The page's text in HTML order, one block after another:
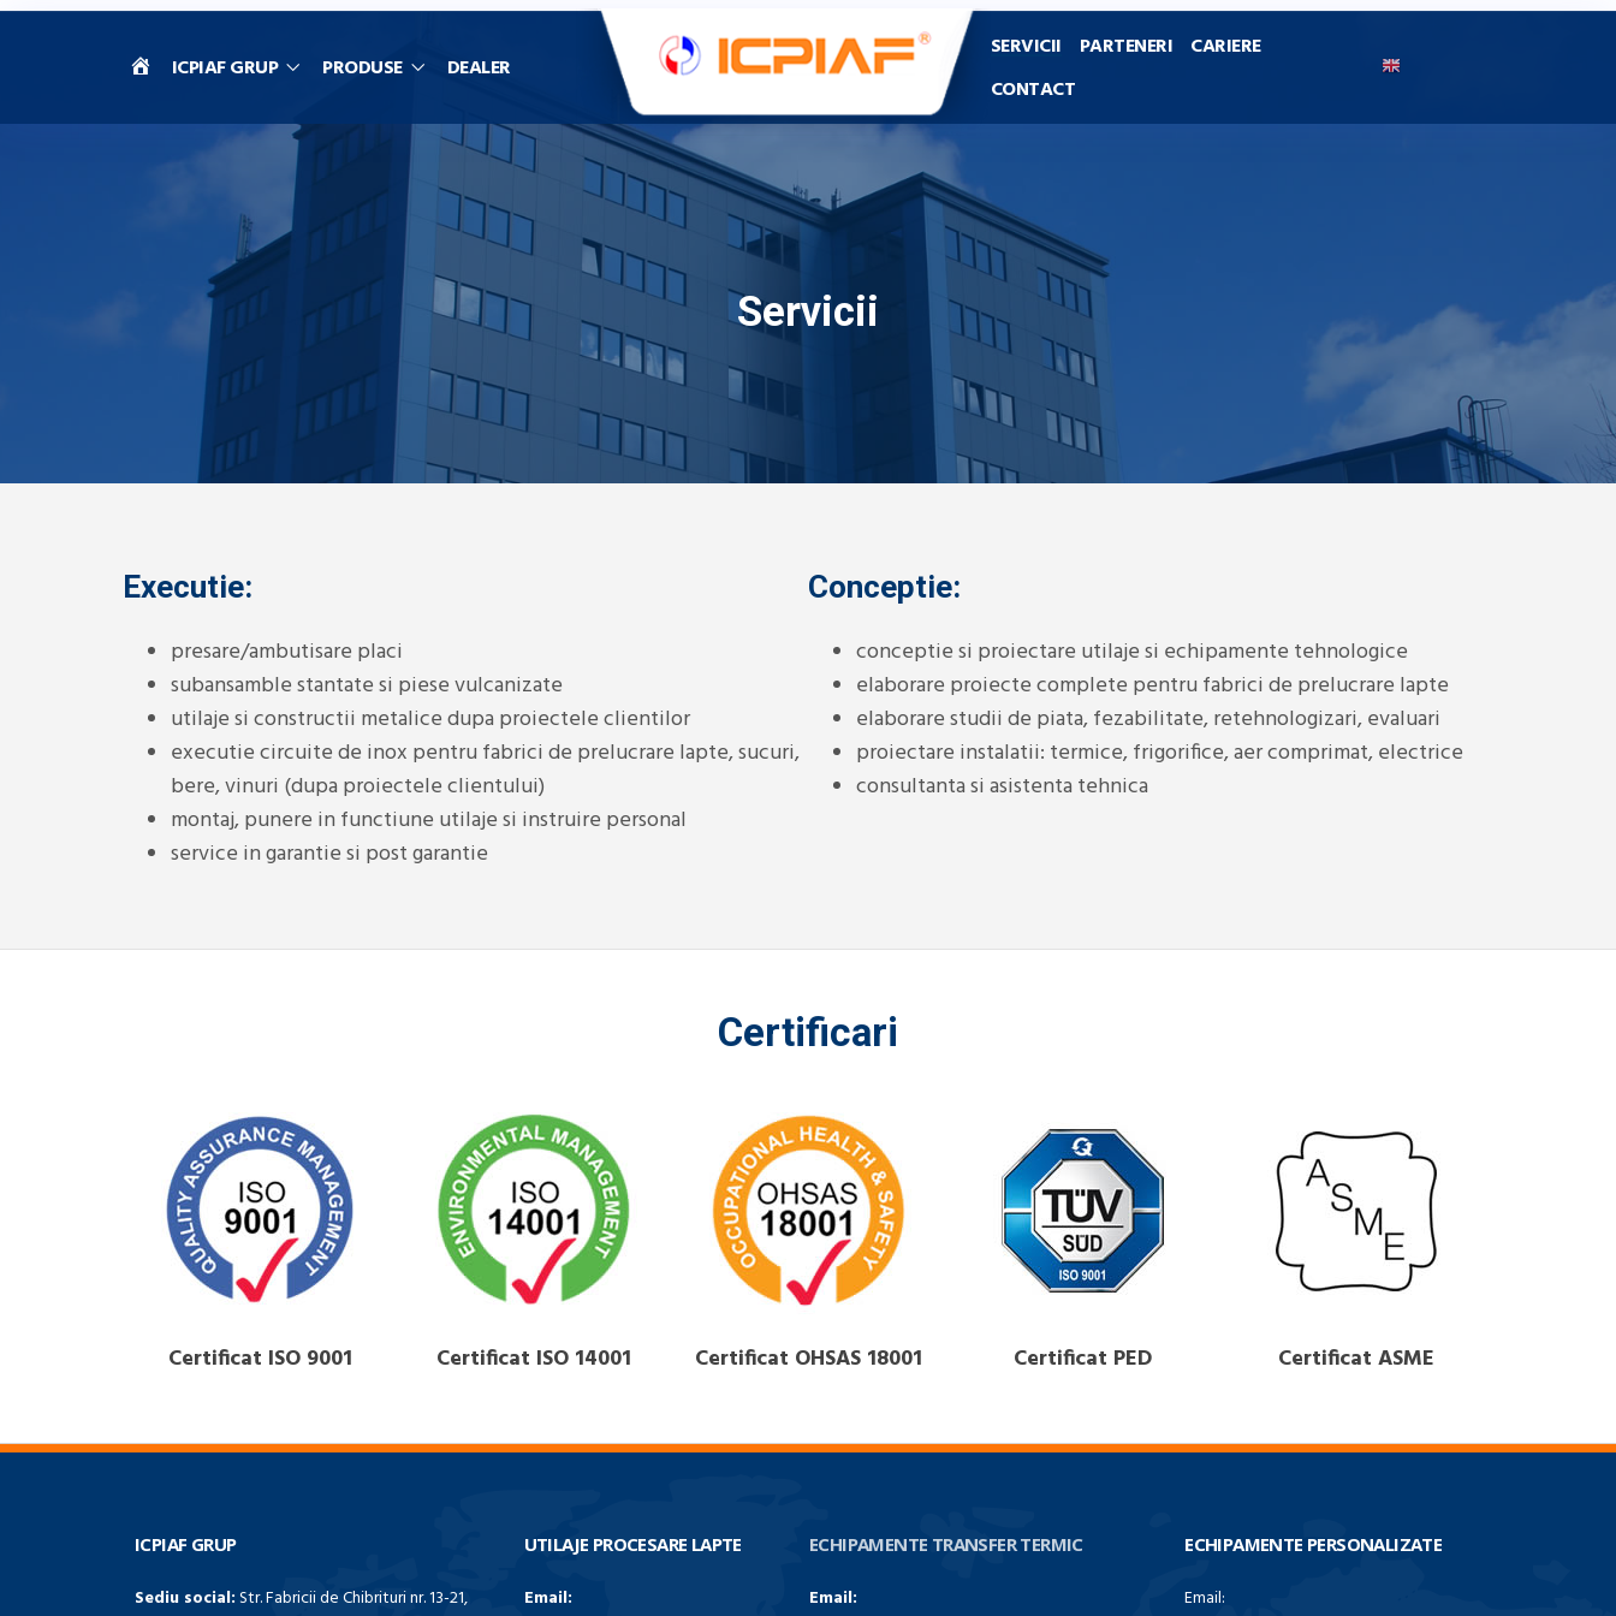
HOME
ICPIAF GRUP PRODUSE DEALER
SERVICII PARTENERI
CARIERE
CONTACT
Servicii
Executie:
presare/ambutisare placi
subansamble stantate si piese vulcanizate
utilaje si constructii metalice dupa proiectele clientilor
executie circuite de inox pentru fabrici de prelucrare lapte, sucuri,
bere, vinuri (dupa proiectele clientului)
montaj, punere in functiune utilaje si instruire personal
service in garantie si post garantie
Conceptie:
conceptie si proiectare utilaje si echipamente tehnologice
elaborare proiecte complete pentru fabrici de prelucrare lapte
elaborare studii de piata, fezabilitate, retehnologizari, evaluari
proiectare instalatii: termice, frigorifice, aer comprimat, electrice
consultanta si asistenta tehnica
Certificari
Certificat ISO 9001 Certificat ISO 14001 Certificat OHSAS 18001 Certificat PED Certificat ASME
ICPIAF GRUP
Sediu social:Str. Fabricii de Chibrituri nr. 13-21,
UTILAJE PROCESARE LAPTE
Email:
ECHIPAMENTE TRANSFER TERMIC
Email:
ECHIPAMENTE PERSONALIZATE
Email: